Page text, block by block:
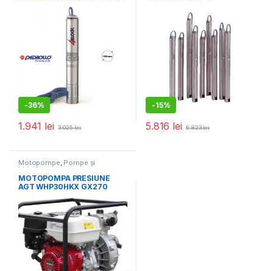
-36%
1.941 lei 3.025lei
-15%
5.816 lei 6.823lei
Motopompe, Pompe și
hidrofoare
MOTOPOMPA PRESIUNE
AGT WHP30HKX GX270